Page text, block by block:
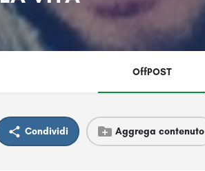
OffPOST
Condividi Aggrega contenuto